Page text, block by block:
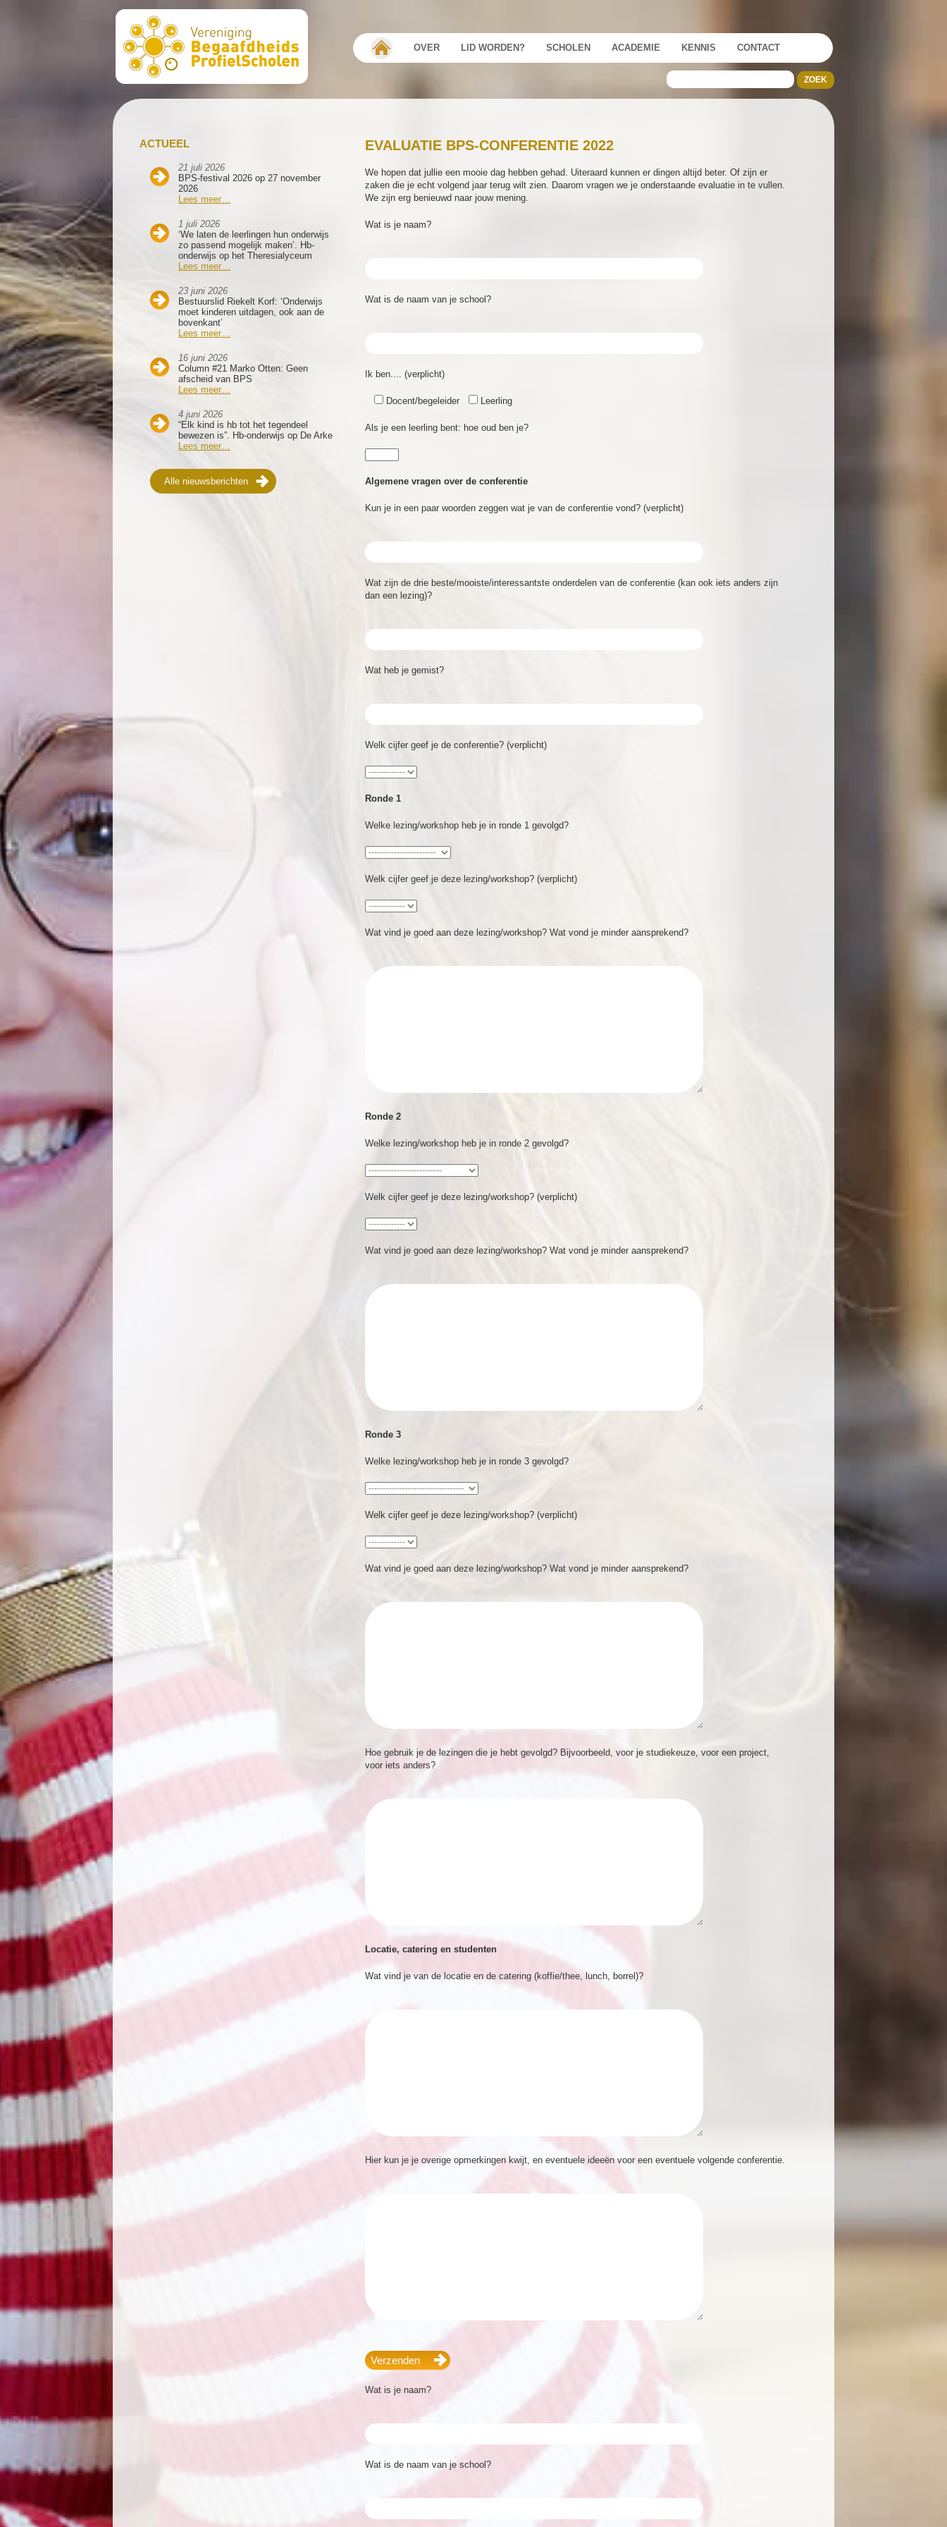
OVER LID WORDEN? SCHOLEN ACADEMIE KENNIS CONTACT
ACTUEEL
21 juli 2026
BPS-festival 2026 op 27 november
2026
Lees meer…
1 juli 2026
‘We laten de leerlingen hun onderwijs
zo passend mogelijk maken’. Hb-
onderwijs op het Theresialyceum
Lees meer…
23 juni 2026
Bestuurslid Riekelt Korf: ‘Onderwijs
moet kinderen uitdagen, ook aan de
bovenkant’
Lees meer…
16 juni 2026
Column #21 Marko Otten: Geen
afscheid van BPS
Lees meer…
4 juni 2026
“Elk kind is hb tot het tegendeel
bewezen is”. Hb-onderwijs op De Arke
Lees meer…
Alle nieuwsberichten
EVALUATIE BPS-CONFERENTIE 2022
We hopen dat jullie een mooie dag hebben gehad. Uiteraard kunnen er dingen altijd beter. Of zijn er
zaken die je echt volgend jaar terug wilt zien. Daarom vragen we je onderstaande evaluatie in te vullen.
We zijn erg benieuwd naar jouw mening.
Wat is je naam?
Wat is de naam van je school?
Ik ben.... (verplicht)
Docent/begeleider Leerling
Als je een leerling bent: hoe oud ben je?
Algemene vragen over de conferentie
Kun je in een paar woorden zeggen wat je van de conferentie vond? (verplicht)
Wat zijn de drie beste/mooiste/interessantste onderdelen van de conferentie (kan ook iets anders zijn
dan een lezing)?
Wat heb je gemist?
Welk cijfer geef je de conferentie? (verplicht)
Ronde 1
Welke lezing/workshop heb je in ronde 1 gevolgd?
Welk cijfer geef je deze lezing/workshop? (verplicht)
Wat vind je goed aan deze lezing/workshop? Wat vond je minder aansprekend?
Ronde 2
Welke lezing/workshop heb je in ronde 2 gevolgd?
Welk cijfer geef je deze lezing/workshop? (verplicht)
Wat vind je goed aan deze lezing/workshop? Wat vond je minder aansprekend?
Ronde 3
Welke lezing/workshop heb je in ronde 3 gevolgd?
Welk cijfer geef je deze lezing/workshop? (verplicht)
Wat vind je goed aan deze lezing/workshop? Wat vond je minder aansprekend?
Hoe gebruik je de lezingen die je hebt gevolgd? Bijvoorbeeld, voor je studiekeuze, voor een project,
voor iets anders?
Locatie, catering en studenten
Wat vind je van de locatie en de catering (koffie/thee, lunch, borrel)?
Hier kun je je overige opmerkingen kwijt, en eventuele ideeën voor een eventuele volgende conferentie.
Wat is je naam?
Wat is de naam van je school?